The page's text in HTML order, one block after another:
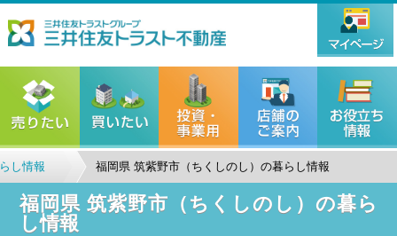
し情報 福岡県 筑紫野市（ちくしのし）の暮らし情報
福岡県 筑紫野市（ちくしのし）の暮ら
し情報